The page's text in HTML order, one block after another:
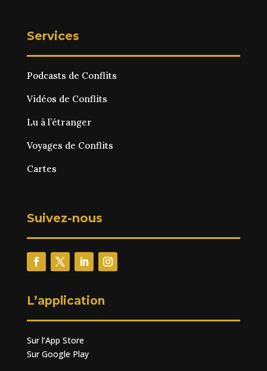
Services
Podcasts de Conflits
Vidéos de Conflits
Lu à l’étranger
Voyages de Conflits
Cartes
Suivez-nous
L’application
Sur l’App Store
Sur Google Play